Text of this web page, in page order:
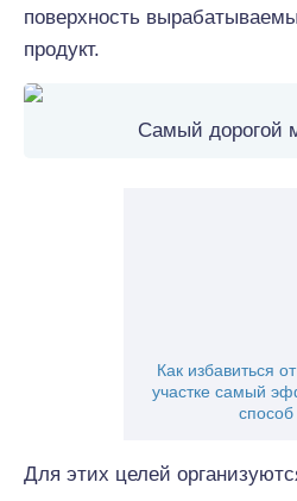
поверхность
продукт.
Самый дорогой
Как избавиться
участке самый
способ
Для этих целей